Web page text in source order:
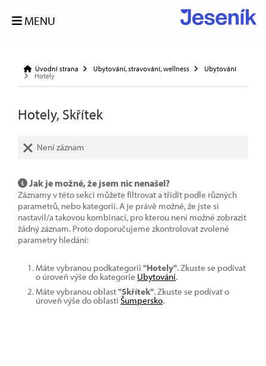
MENU
Úvodní strana Ubytování, stravování, wellness
Ubytování
Hotely
Hotely, Skřítek
Není záznam
Jak je možné, že jsem nic nenašel?
Záznamy v této sekci můžete filtrovat a třídit podle různých
parametrů, nebo kategorií. A je právě možné, že jste si
nastavil/a takovou kombinaci, pro kterou není možné zobrazit
žádný záznam. Proto doporučujeme zkontrolovat zvolené
parametry hledání:
Máte vybranou podkategorii "Hotely". Zkuste se podívat
o úroveň výše do kategorie Ubytování.
Máte vybranou oblast"Skřítek". Zkuste se podívat o
úroveň výše do oblasti Šumpersko.